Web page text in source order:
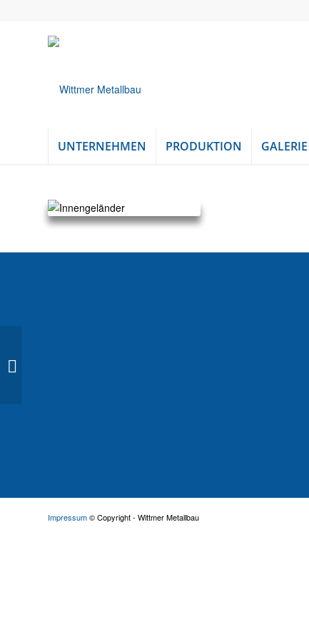
UNTERNEHMEN PRODUKTION GALERIE
Impressum© Copyright - Wittmer Metallbau